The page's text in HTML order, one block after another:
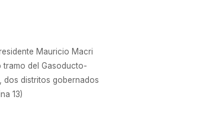
Mauricio Macri
tramo del Gasoducto-
dos distritos gobernados
13)